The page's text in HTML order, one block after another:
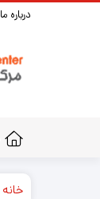
درباره ما
خانه